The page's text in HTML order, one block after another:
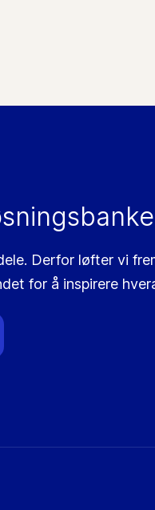
Derfor løfter vi
for å inspirere